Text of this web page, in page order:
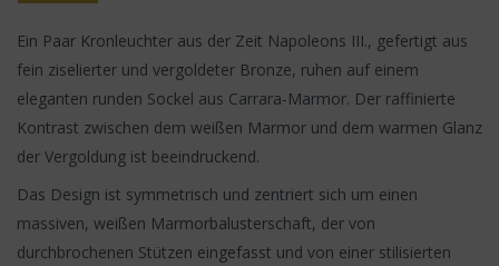
Ein Paar Kronleuchter aus der Zeit Napoleons III., gefertigt aus
fein ziselierter und vergoldeter Bronze, ruhen auf einem
eleganten runden Sockel aus Carrara-Marmor. Der raffinierte
Kontrast zwischen dem weißen Marmor und dem warmen Glanz
der Vergoldung ist beeindruckend.
Das Design ist symmetrisch und zentriert sich um einen
massiven, weißen Marmorbalusterschaft, der von
durchbrochenen Stützen eingefasst und von einer stilisierten